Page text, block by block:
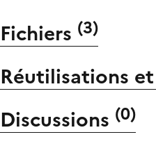
Fichiers (3)
Réutilisations
Discussions (0)